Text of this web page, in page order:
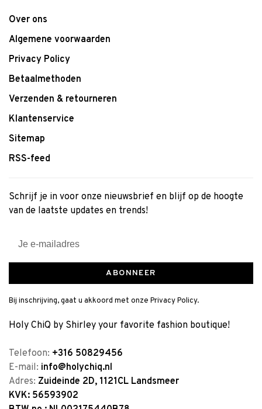
Over ons
Algemene voorwaarden
Privacy Policy
Betaalmethoden
Verzenden & retourneren
Klantenservice
Sitemap
RSS-feed
Schrijf je in voor onze nieuwsbrief en blijf op de hoogte
van de laatste updates en trends!
ABONNEER
Bij inschrijving, gaat u akkoord met onze Privacy Policy.
Holy ChiQ by Shirley your favorite fashion boutique!
Telefoon: +316 50829456
E-mail: info@holychiq.nl
Adres: Zuideinde 2D, 1121CL Landsmeer
KVK: 56593902